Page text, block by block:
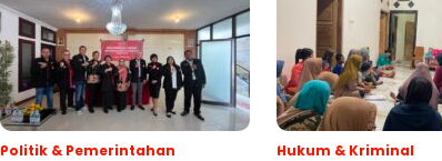
Politik & Pemerintahan Hukum & Kriminal